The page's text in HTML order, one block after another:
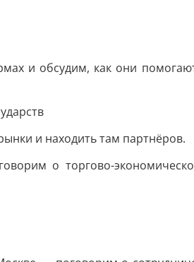
и обсудим, как они
и находить там партнёров.
о торгово-